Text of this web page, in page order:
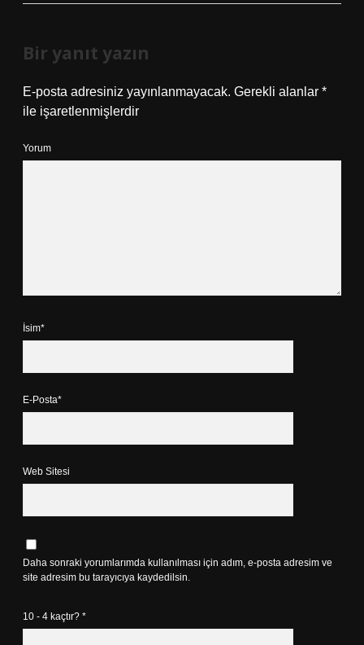
Bir yanıt yazın
E-posta adresiniz yayınlanmayacak. Gerekli alanlar *
ile işaretlenmişlerdir
Yorum
İsim*
E-Posta*
Web Sitesi
Daha sonraki yorumlarımda kullanılması için adım, e-posta adresim ve
site adresim bu tarayıcıya kaydedilsin.
10 - 4 kaçtır? *